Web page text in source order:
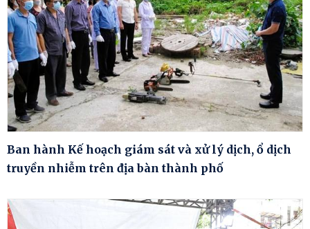
Ban hành Kế hoạch giám sát và xử lý dịch, ổ dịch
truyền nhiễm trên địa bàn thành phố